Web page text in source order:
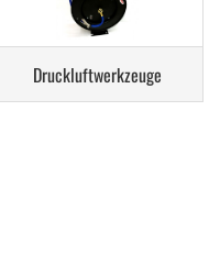
Druckluftwerkzeuge